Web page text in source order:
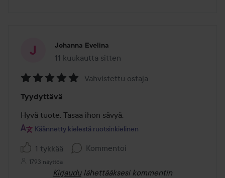
Johanna Evelina
11 kuukautta sitten
Viesti luotiin 11 kuukautta sitten
5
/
5
Vahvistettu ostaja
Tyydyttävä
Hyvä tuote. Tasaa ihon sävyä.
Käännetty kielestä ruotsinkielinen
1 tykkää Kommentoi
1793 näyttöä
Kirjaudu lähettääksesi kommentin